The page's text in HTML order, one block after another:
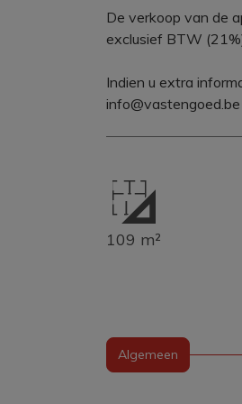
De verkoop van de
exclusief BTW
Indien u extra
109 m²
Algemeen